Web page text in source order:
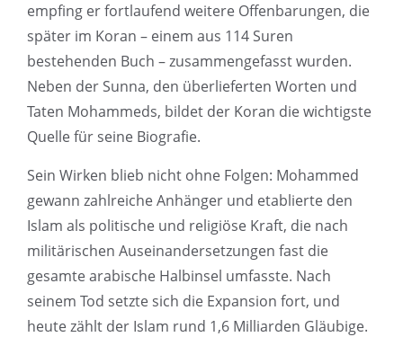
empfing er fortlaufend weitere Offenbarungen, die
später im Koran – einem aus 114 Suren
bestehenden Buch – zusammengefasst wurden.
Neben der Sunna, den überlieferten Worten und
Taten Mohammeds, bildet der Koran die wichtigste
Quelle für seine Biografie.
Sein Wirken blieb nicht ohne Folgen: Mohammed
gewann zahlreiche Anhänger und etablierte den
Islam als politische und religiöse Kraft, die nach
militärischen Auseinandersetzungen fast die
gesamte arabische Halbinsel umfasste. Nach
seinem Tod setzte sich die Expansion fort, und
heute zählt der Islam rund 1,6 Milliarden Gläubige.